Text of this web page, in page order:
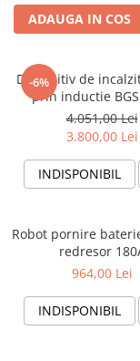
Dacia
Ford
Jaguar
Mazda
Mini
Opel
Peugeot
ADAUGA IN COS
-6%
Dispozitiv de
prin inductie
4.051,00 Lei
3.800,00 Lei
INDISPONIBIL
Robot pornire
redresor
964,00 Lei
INDISPONIBIL